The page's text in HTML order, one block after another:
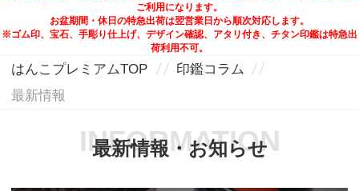
ご利用になります。
お盆期間・休日の特急出荷は翌営業日から順次対応します。
※ゴム印、宝石、手彫り仕上げ、デザイン確認、アタリ付き、チタン印鑑は特急出
荷利用不可。
はんこプレミアムTOP
印鑑コラム
最新情報
INFORMATION
最新情報・お知らせ